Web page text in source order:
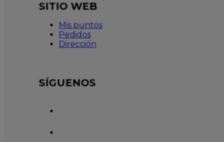
SITIO WEB
Mis puntos
Pedidos
Dirección
SÍGUENOS